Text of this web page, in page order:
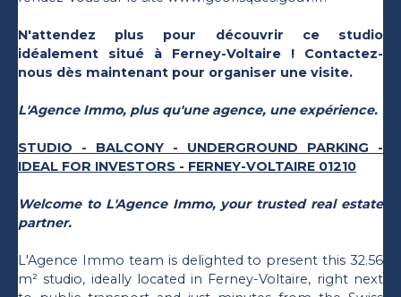
N'attendez plus pour découvrir ce studio
idéalement situé à Ferney-Voltaire ! Contactez-
nous dès maintenant pour organiser une visite.
L'Agence Immo, plus qu'une agence, une expérience.
STUDIO - BALCONY - UNDERGROUND PARKING -
IDEAL FOR INVESTORS - FERNEY-VOLTAIRE 01210
Welcome to L'Agence Immo, your trusted real estate
partner.
L'Agence Immo team is delighted to present this 32.56
m² studio, ideally located in Ferney-Voltaire, right next